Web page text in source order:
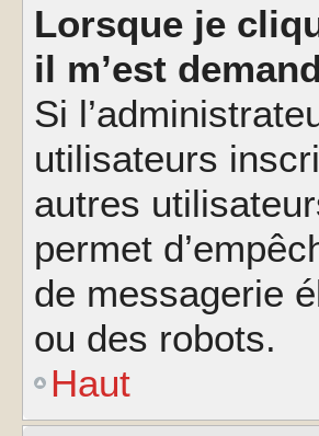
Lorsque je
il m’est
Si
utilisateurs
autres
permet
de messagerie
ou des robots.
Haut